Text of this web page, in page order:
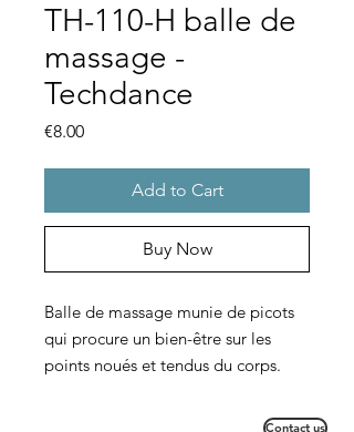
TH-110-H balle de
massage -
Techdance
€8.00Price
Add to Cart
Buy Now
Balle de massage munie de picots
qui procure un bien-être sur les
points noués et tendus du corps.
Contact us